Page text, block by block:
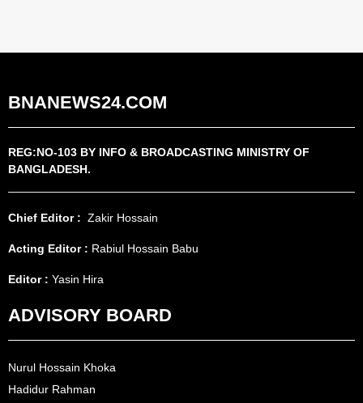
BNANEWS24.COM
REG:NO-103 BY INFO & BROADCASTING MINISTRY OF
BANGLADESH.
Chief Editor : Zakir Hossain
Acting Editor : Rabiul Hossain Babu
Editor : Yasin Hira
ADVISORY BOARD
Nurul Hossain Khoka
Hadidur Rahman